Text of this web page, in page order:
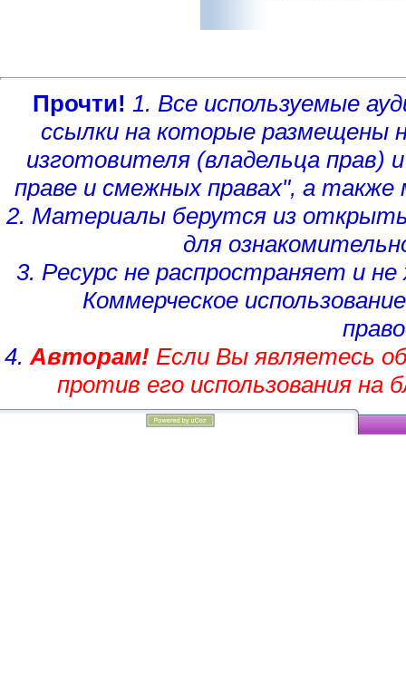
Прочти! 1. Все используемые
ссылки на которые размещены
изготовителя (владельца прав)
праве и смежных правах", а
2. Материалы берутся из
для
3. Ресурс не распространяет и
Коммерческое
4. Авторам!Если Вы являетесь
против его использования на